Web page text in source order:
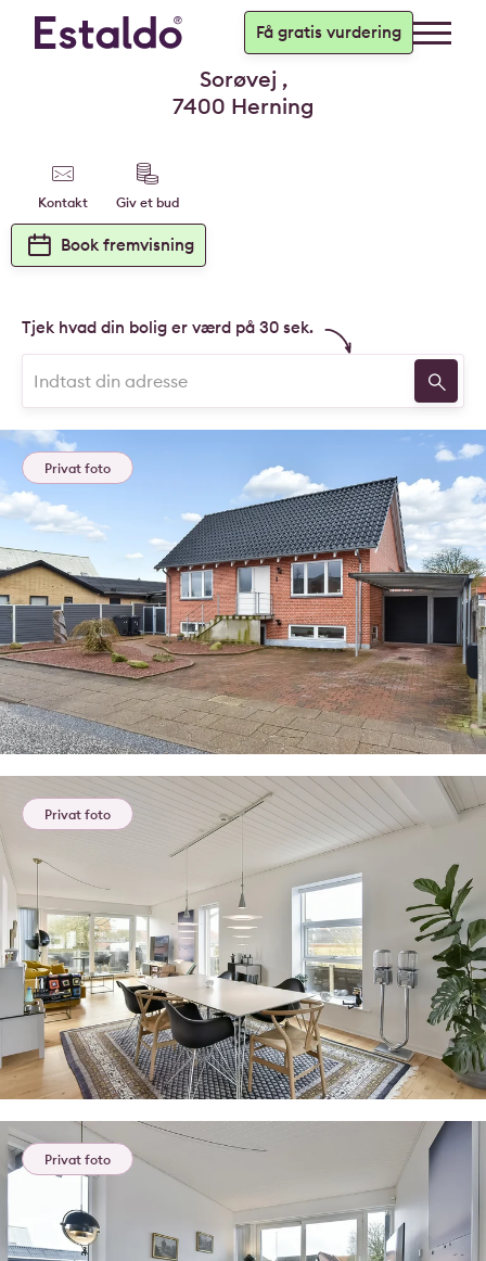
Få gratis vurdering
Sorøvej ,
7400 Herning
Kontakt Giv et bud
Book fremvisning
Tjek hvad din bolig er værd på 30 sek.
Privat foto
Privat foto
Privat foto